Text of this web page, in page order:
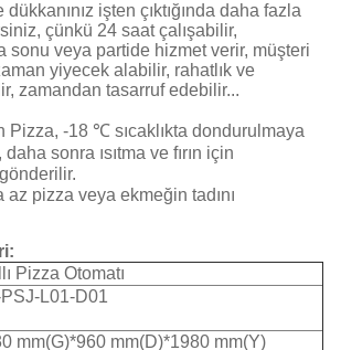
işten çıktığında daha fazla
çünkü 24 saat çalışabilir,
sonu veya partide hizmet verir, müşteri
yiyecek alabilir, rahatlık ve
zamandan tasarruf edebilir...
Pizza, -18 ℃ sıcaklıkta dondurulmaya
sonra ısıtma ve fırın için
pizza veya ekmeğin tadını
Pizza Otomatı
L01-D01
mm(G)*960 mm(D)*1980 mm(Y)